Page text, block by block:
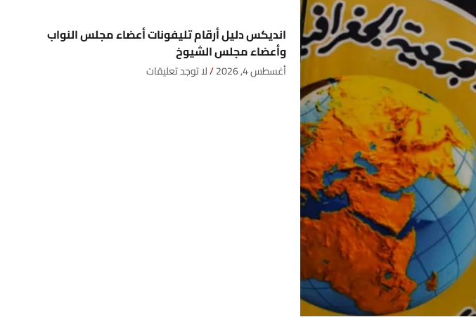
انديكس دليل أرقام تليفونات أعضاء مجلس النواب
وأعضاء مجلس الشيوخ
أغسطس 4, 2026 لا توجد تعليقات